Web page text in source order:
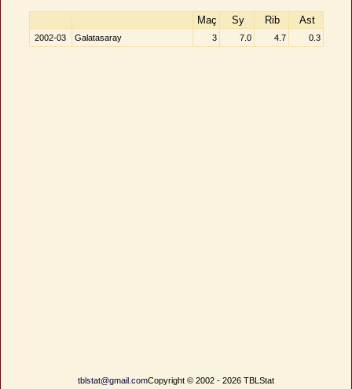
Maç Sy Rib Ast
2002-03 Galatasaray 3 7.0 4.7 0.3
tblstat@gmail.comCopyright © 2002 - 2026 TBLStat